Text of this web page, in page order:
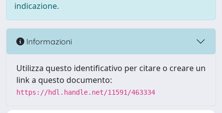
indicazione.
Informazioni
Utilizza questo identificativo per citare o creare un
link a questo documento:
https://hdl.handle.net/11591/463334